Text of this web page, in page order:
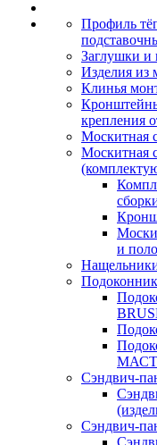
Профиль
Заглушки и
Изделия из
Клинья
крепления
Москитная
Москитная
и
Сэндвич-
Сэндвич-